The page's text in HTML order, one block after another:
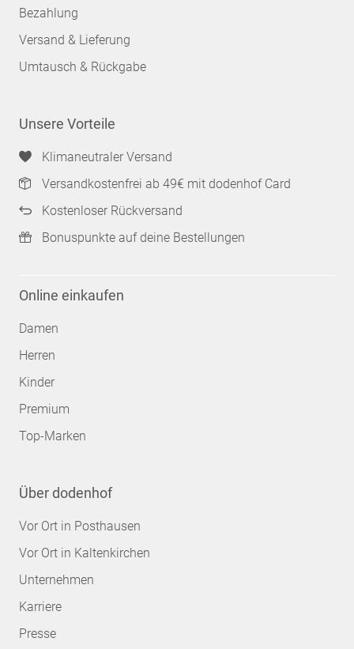
Bezahlung
Versand & Lieferung
Umtausch & Rückgabe
Unsere Vorteile
Klimaneutraler Versand
Versandkostenfrei ab 49€ mit dodenhof Card
Kostenloser Rückversand
Bonuspunkte auf deine Bestellungen
Online einkaufen
Damen
Herren
Kinder
Premium
Top-Marken
Über dodenhof
Vor Ort in Posthausen
Vor Ort in Kaltenkirchen
Unternehmen
Karriere
Presse